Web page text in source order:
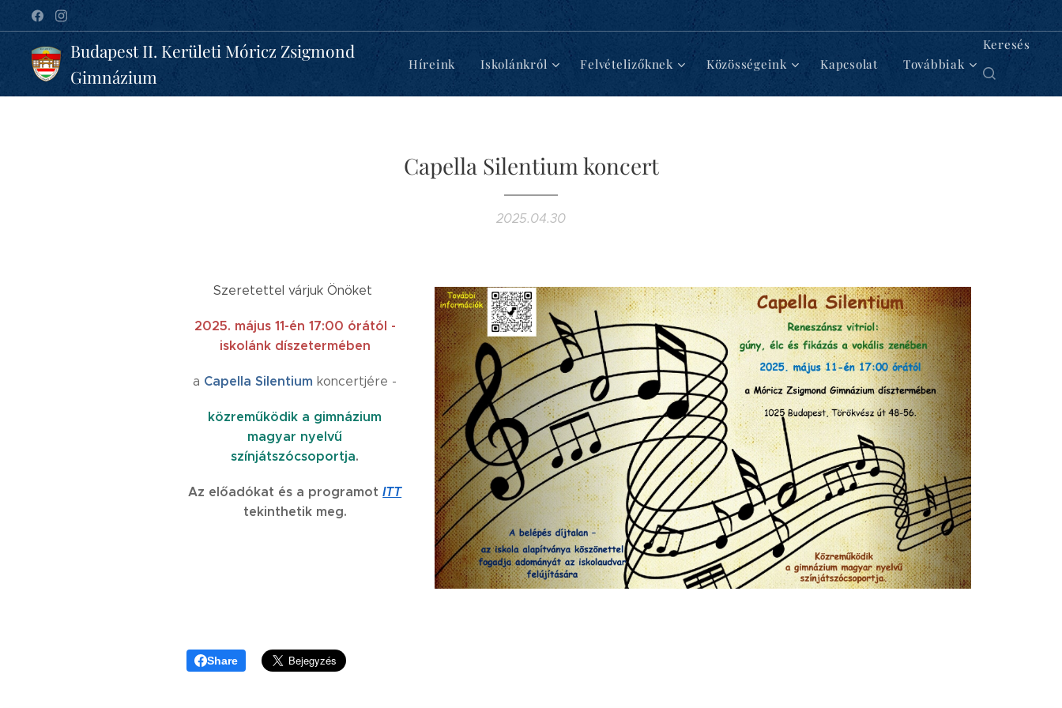
Budapest II. Kerületi Móricz Zsigmond
Gimnázium
Híreink Iskolánkról Felvételizőknek Közösségeink Kapcsolat Továbbiak
Keresés
Capella Silentium koncert
2025.04.30
Szeretettel várjuk Önöket
2025. május 11-én 17:00 órától -
iskolánk díszetermében
a Capella Silentium koncertjére -
közreműködik a gimnázium
magyar nyelvű
színjátszócsoportja.
Az előadókat és a programotITT
tekinthetik meg.
Share